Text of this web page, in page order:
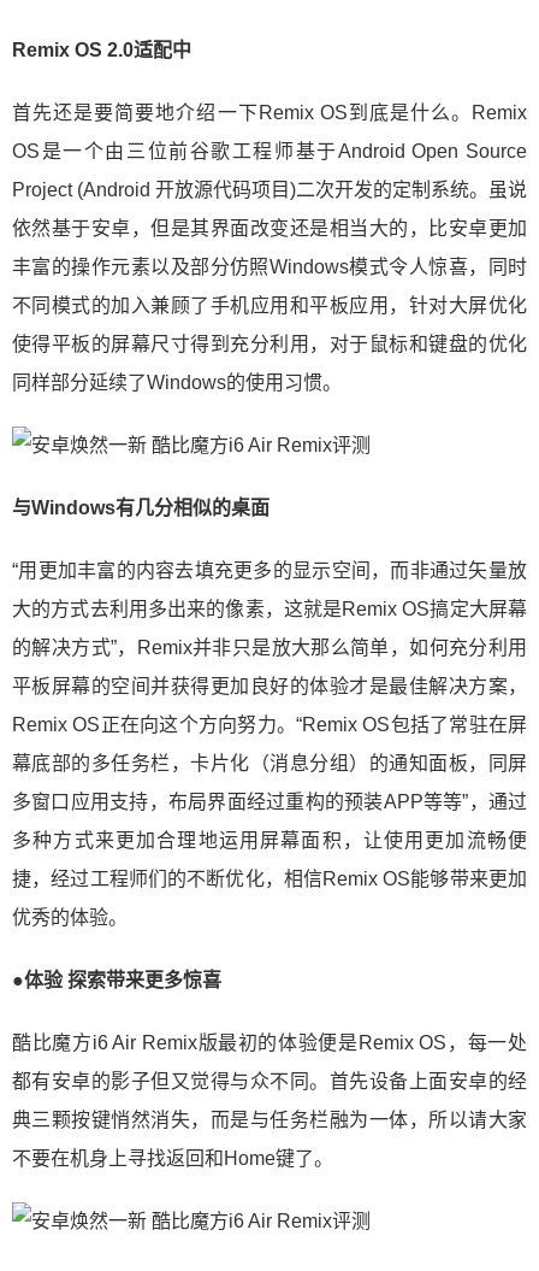
Remix OS 2.0适配中
首先还是要简要地介绍一下Remix OS到底是什么。Remix
OS是一个由三位前谷歌工程师基于Android Open Source
Project (Android 开放源代码项目)二次开发的定制系统。虽说
依然基于安卓，但是其界面改变还是相当大的，比安卓更加
丰富的操作元素以及部分仿照Windows模式令人惊喜，同时
不同模式的加入兼顾了手机应用和平板应用，针对大屏优化
使得平板的屏幕尺寸得到充分利用，对于鼠标和键盘的优化
同样部分延续了Windows的使用习惯。
与Windows有几分相似的桌面
“用更加丰富的内容去填充更多的显示空间，而非通过矢量放
大的方式去利用多出来的像素，这就是Remix OS搞定大屏幕
的解决方式”，Remix并非只是放大那么简单，如何充分利用
平板屏幕的空间并获得更加良好的体验才是最佳解决方案，
Remix OS正在向这个方向努力。“Remix OS包括了常驻在屏
幕底部的多任务栏，卡片化（消息分组）的通知面板，同屏
多窗口应用支持，布局界面经过重构的预装APP等等”，通过
多种方式来更加合理地运用屏幕面积，让使用更加流畅便
捷，经过工程师们的不断优化，相信Remix OS能够带来更加
优秀的体验。
●体验 探索带来更多惊喜
酷比魔方i6 Air Remix版最初的体验便是Remix OS，每一处
都有安卓的影子但又觉得与众不同。首先设备上面安卓的经
典三颗按键悄然消失，而是与任务栏融为一体，所以请大家
不要在机身上寻找返回和Home键了。